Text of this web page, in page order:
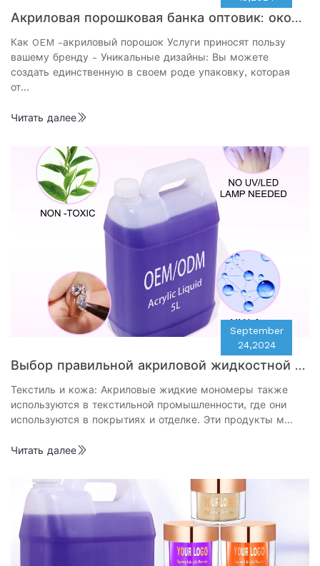
Акриловая порошковая банка оптовик: оконч
ательное руководство по красоте и космети
ческим предприятиям
Как OEM -акриловый порошок Услуги приносят пользу
вашему бренду - Уникальные дизайны: Вы можете
создать единственную в своем роде упаковку, которая
от…
Читать далее
Выбор правильной акриловой жидкостной м
ономерной компании для ваших нужд
September
24,2024
Текстиль и кожа: Акриловые жидкие мономеры также
используются в текстильной промышленности, где они
используются в покрытиях и отделке. Эти продукты м…
Читать далее